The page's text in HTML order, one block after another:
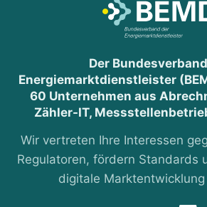
Der
Energiemarktdienstleister
60 Unternehmen aus
Zähler-IT,
Wir vertreten Ihre Interessen
Regulatoren, fördern Standards
digitale